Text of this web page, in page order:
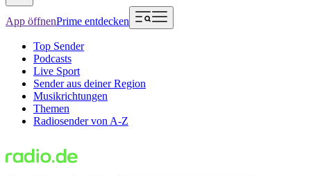
App öffnenPrime entdecken
Top Sender
Podcasts
Live Sport
Sender aus deiner Region
Musikrichtungen
Themen
Radiosender von A-Z